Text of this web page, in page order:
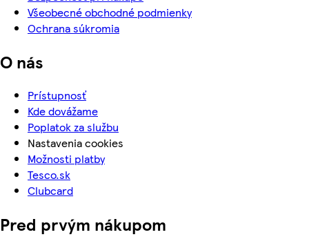
Všeobecné obchodné podmienky
Ochrana súkromia
O nás
Prístupnosť
Kde dovážame
Poplatok za službu
Nastavenia cookies
Možnosti platby
Tesco.sk
Clubcard
Pred prvým nákupom